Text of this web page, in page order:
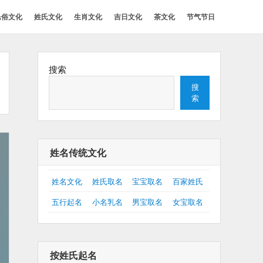
文化 姓氏文化 生肖文化 吉日文化 茶文化 节气节日
搜索
搜
索
姓名传统文化
姓名文化 姓氏取名 宝宝取名
百家姓氏
五行起名
小名乳名 男宝取名 女宝取名
按姓氏起名